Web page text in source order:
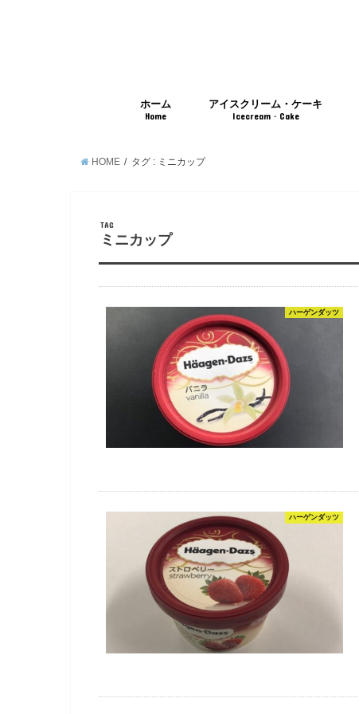
ホーム
Home
アイスクリーム・ケーキ
Icecream・Cake
HOME タグ : ミニカップ
TAG
ミニカップ
ハーゲンダッツ
ハーゲンダッツ